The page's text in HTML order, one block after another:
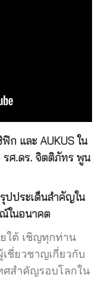
ก และ AUKUS ใน
รศ.ดร. จิตติภัทร พูน
ปประเด็น​สำคัญใน
ในอนาคต
ยใต้ เชิญ​ทุกท่าน
ชี่ยวชาญเกี่ยวกับ
ศสำคัญรอบโลกใน